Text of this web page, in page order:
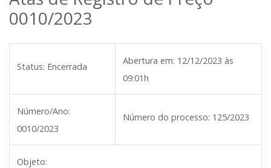
0010/2023
Status: Encerrada
Abertura em: 12/12/2023 às
09:01h
Número/Ano:
0010/2023
Número do processo: 125/2023
Objeto: